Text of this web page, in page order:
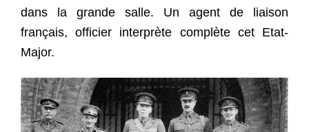
dans la grande salle. Un agent de liaison
français, officier interprète complète cet Etat-
Major.